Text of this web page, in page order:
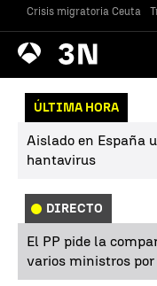
Crisis migratoria Ceuta
Antena
3 Noticias
ÚLTIMA HORA
Aislado en España
hantavirus
DIRECTO
El PP pide la
varios ministros